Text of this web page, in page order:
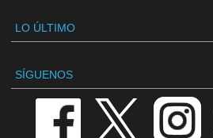
LO ÚLTIMO
SÍGUENOS